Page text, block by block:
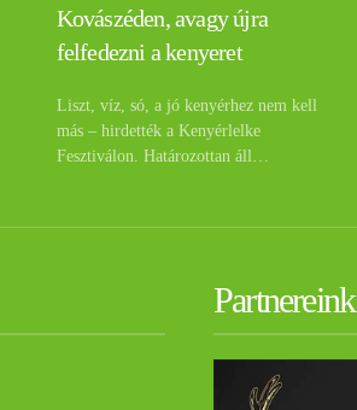
Kovászéden, avagy újra
felfedezni a kenyeret
Liszt, víz, só, a jó kenyérhez nem kell
más – hirdették a Kenyérlelke
Fesztiválon. Határozottan áll…
Partnereink